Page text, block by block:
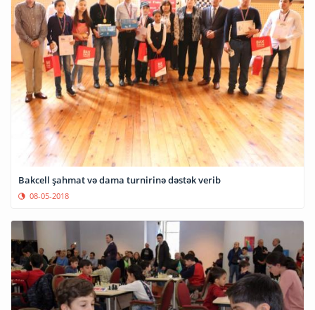
Bakcell şahmat və dama turnirinə dəstək verib
08-05-2018